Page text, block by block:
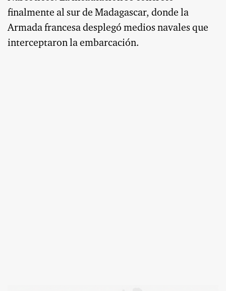
finalmente al sur de Madagascar, donde la
Armada francesa desplegó medios navales que
interceptaron la embarcación.